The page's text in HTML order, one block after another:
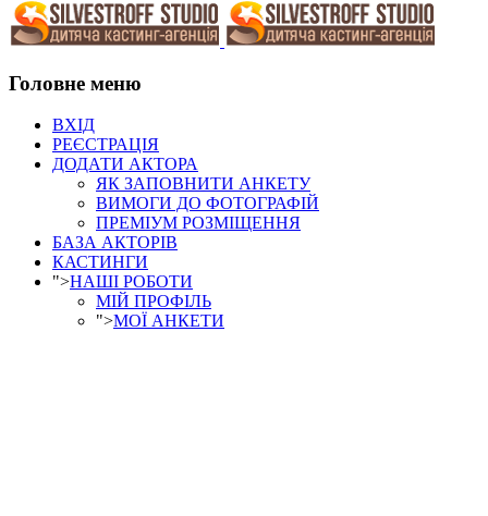
Головне меню
ВХІД
РЕЄСТРАЦІЯ
ДОДАТИ АКТОРА
ЯК ЗАПОВНИТИ АНКЕТУ
ВИМОГИ ДО ФОТОГРАФІЙ
ПРЕМІУМ РОЗМІЩЕННЯ
БАЗА АКТОРІВ
КАСТИНГИ
">НАШІ РОБОТИ
МІЙ ПРОФІЛЬ
">МОЇ АНКЕТИ